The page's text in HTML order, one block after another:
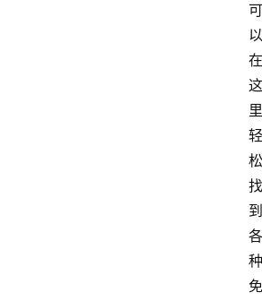
可
以
在
这
里
轻
松
找
到
各
种
免